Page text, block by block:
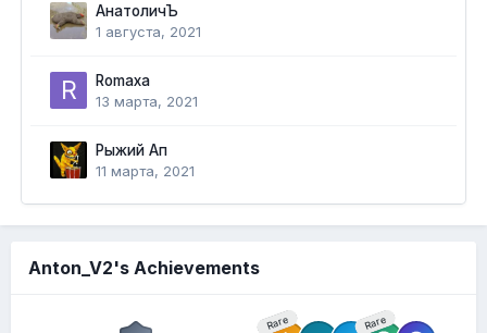
АнатоличЪ
1 августа, 2021
Romaxa
13 марта, 2021
Рыжий Ап
11 марта, 2021
Anton_V2's Achievements
Rare Rare